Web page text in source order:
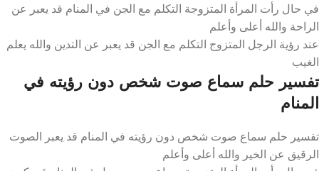
في حال رأت المرأة المتزوجة التكلم مع الجن في المنام قد يعبر عن
الراحة والله أعلى وأعلم
عند رؤية الرجل المتزوج التكلم مع الجن قد يعبر عن التدين والله يعلم
الغيب
تفسير حلم سماع صوت شخص دون رؤيته في
المنام
تفسير حلم سماع صوت شخص دون رؤيته في المنام قد يعبر الصوت
الرقيق عن الخير والله أعلى وأعلم